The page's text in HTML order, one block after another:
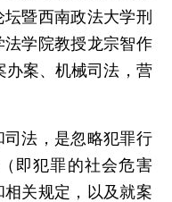
暨西南政法大学刑
学院教授龙宗智作
办案、机械司法，营
法，是忽略犯罪行
即犯罪的社会危害
关规定，以及就案